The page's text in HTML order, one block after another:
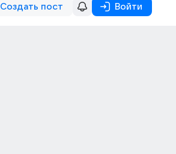
Создать пост Войти